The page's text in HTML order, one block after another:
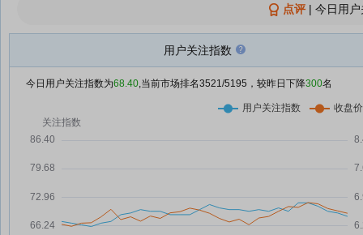
元，融资余额7060.46万元
万和电气：融资净偿还210.85万
07-23
万和电气：融资净买入118.96万
07-21
04-28
04-28
点评| 今日用
用户关注指数
今日用户关注指数为68.40,当前市场排名3521/5195，较昨日下降300名